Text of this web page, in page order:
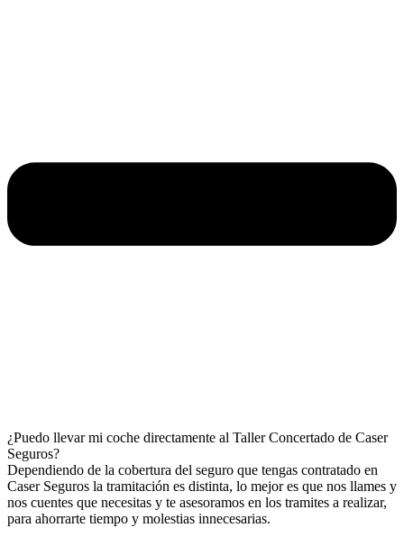
¿Puedo llevar mi coche directamente al Taller Concertado de Caser
Seguros?
Dependiendo de la cobertura del seguro que tengas contratado en
Caser Seguros la tramitación es distinta, lo mejor es que nos llames y
nos cuentes que necesitas y te asesoramos en los tramites a realizar,
para ahorrarte tiempo y molestias innecesarias.